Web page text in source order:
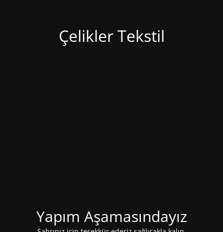
Çelikler Tekstil
Yapım Aşamasındayız